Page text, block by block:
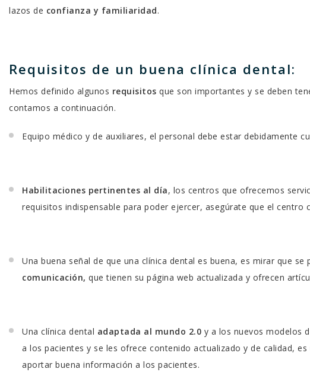
lazos de confianza y familiaridad.
Requisitos de un buena clínica dental:
Hemos definido algunos requisitos que son importantes y se deben
contamos a continuación.
Equipo médico y de auxiliares, el personal debe estar debidamente
Habilitaciones pertinentes al día, los centros que ofrecemos
requisitos indispensable para poder ejercer, asegúrate que el centro
Una buena señal de que una clínica dental es buena, es mirar que
comunicación, que tienen su página web actualizada y ofrecen
Una clínica dental adaptada al mundo 2.0 y a los nuevos modelos
a los pacientes y se les ofrece contenido actualizado y de calidad,
aportar buena información a los pacientes.